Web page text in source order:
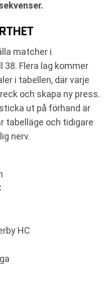
matcher i
38. Flera lag kommer
i tabellen, där varje
och skapa ny press.
ut på förhand är
tabelläge och tidigare
nerv.
HC